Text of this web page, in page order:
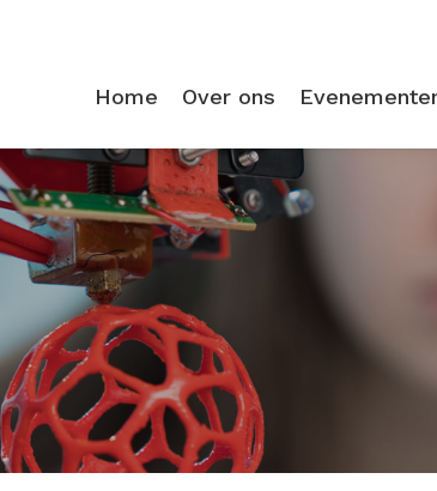
Home Over ons